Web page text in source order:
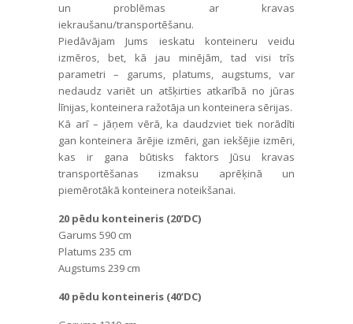
un problēmas ar kravas
iekraušanu/transportēšanu.
Piedāvājam Jums ieskatu konteineru veidu
izmēros, bet, kā jau minējām, tad visi trīs
parametri – garums, platums, augstums, var
nedaudz variēt un atšķirties atkarībā no jūras
līnijas, konteinera ražotāja un konteinera sērijas.
Kā arī – jāņem vērā, ka daudzviet tiek norādīti
gan konteinera ārējie izmēri, gan iekšējie izmēri,
kas ir gana būtisks faktors Jūsu kravas
transportēšanas izmaksu aprēķinā un
piemērotākā konteinera noteikšanai.
20 pēdu konteineris (20’DC)
Garums 590 cm
Platums 235 cm
Augstums 239 cm
40 pēdu konteineris (40’DC)